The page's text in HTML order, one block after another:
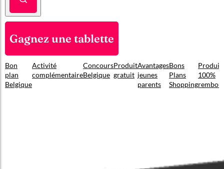
Gagnez une tablette
Bon
plan
Belgique
Activité
complémentaire
Concours
Belgique
Produit
gratuit
Avantages
jeunes
parents
Bons
Plans
Shopping
Produit
100%